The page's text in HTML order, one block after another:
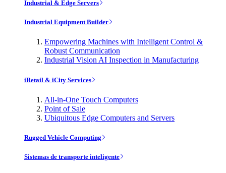
Industrial & Edge Servers
Industrial Equipment Builder
Empowering Machines with Intelligent Control &
Robust Communication
Industrial Vision AI Inspection in Manufacturing
iRetail & iCity Services
All-in-One Touch Computers
Point of Sale
Ubiquitous Edge Computers and Servers
Rugged Vehicle Computing
Sistemas de transporte inteligente